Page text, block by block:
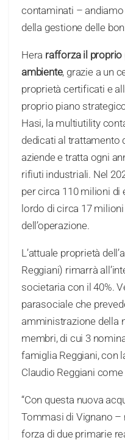
contaminati –
della gestione delle
Hera rafforza il
ambiente, grazie a un
proprietà certificati e
proprio piano
Hasi, la multiutility
dedicati al trattamento
aziende e tratta ogni
rifiuti industriali. Nel
per circa 110 milioni di
lordo di circa 17
dell’operazione.
L’attuale proprietà
Reggiani) rimarrà
societaria con il 40%.
parasociale che
amministrazione della
membri, di cui 3
famiglia Reggiani, con
Claudio Reggiani
“Con questa nuova
Tommasi di Vignano –
forza di due primarie